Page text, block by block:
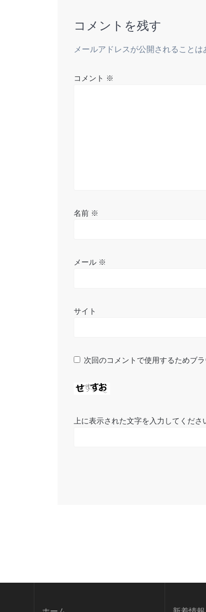
コメントを残す
メールアドレスが公開されることは
コメント ※
名前 ※
メール ※
サイト
次回のコメントで使用するためブ
上に表示された文字を入力してくださ